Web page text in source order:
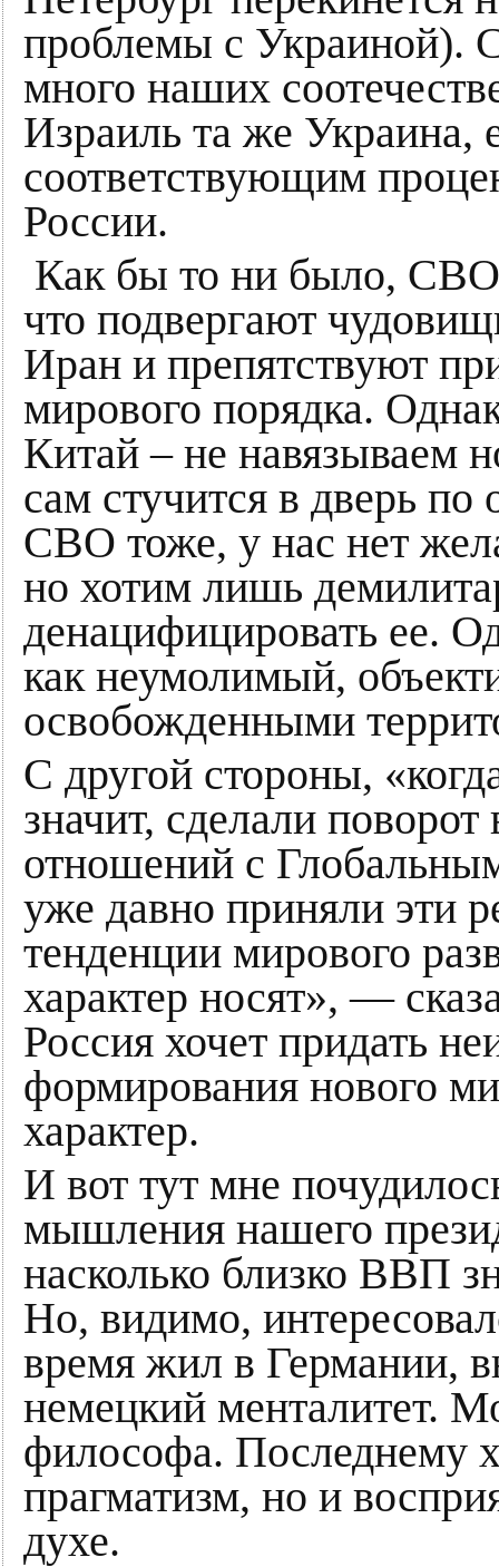
проблемы с Украиной).
много наших
Израиль та же Украина,
соответствующим
России.
Как бы то ни было, СВО
что подвергают
Иран и препятствуют
мирового порядка.
Китай – не навязываем
сам стучится в дверь
СВО тоже, у нас нет
но хотим лишь
денацифицировать ее.
как неумолимый,
освобожденными
С другой стороны,
значит, сделали поворот
отношений с
уже давно приняли эти
тенденции мирового
характер носят», —
Россия хочет придать
формирования нового
характер.
И вот тут мне
мышления нашего
насколько близко ВВП
Но, видимо,
время жил в Германии,
немецкий менталитет.
философа. Последнему
прагматизм, но и
духе.